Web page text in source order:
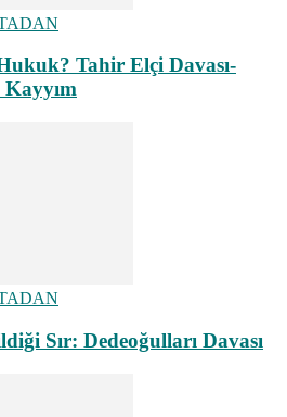
Tahir Elçi Davası-
Sır: Dedeoğulları Davası